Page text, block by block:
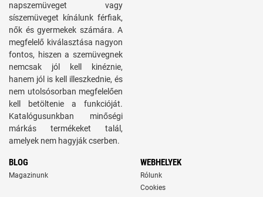
napszemüveget vagy
síszemüveget kínálunk férfiak,
nők és gyermekek számára. A
megfelelő kiválasztása nagyon
fontos, hiszen a szemüvegnek
nemcsak jól kell kinéznie,
hanem jól is kell illeszkednie, és
nem utolsósorban megfelelően
kell betöltenie a funkcióját.
Katalógusunkban minőségi
márkás termékeket talál,
amelyek nem hagyják cserben.
BLOG
Magazinunk
WEBHELYEK
Rólunk
Cookies